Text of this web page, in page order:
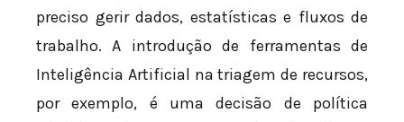
preciso gerir dados, estatísticas e fluxos de
trabalho. A introdução de ferramentas de
Inteligência Artificial na triagem de recursos,
por exemplo, é uma decisão de política